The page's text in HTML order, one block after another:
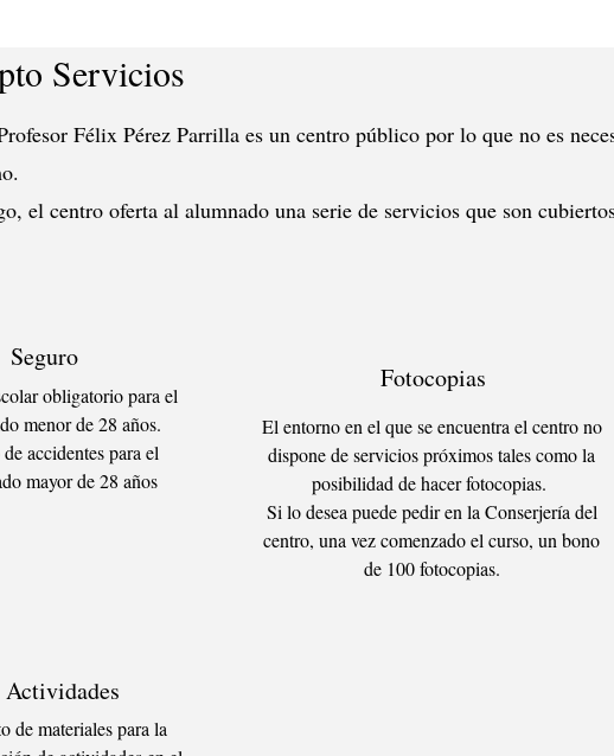
Servicios
Félix Pérez Parrilla es un centro público por lo que no es
el centro oferta al alumnado una serie de servicios que son
Seguro
obligatorio para el
menor de 28 años.
accidentes para el
mayor de 28 años
Actividades
de materiales para la
Fotocopias
El entorno en el que se encuentra el centro no
dispone de servicios próximos tales como la
posibilidad de hacer fotocopias.
Si lo desea puede pedir en la Conserjería del
centro, una vez comenzado el curso, un bono
de 100 fotocopias.